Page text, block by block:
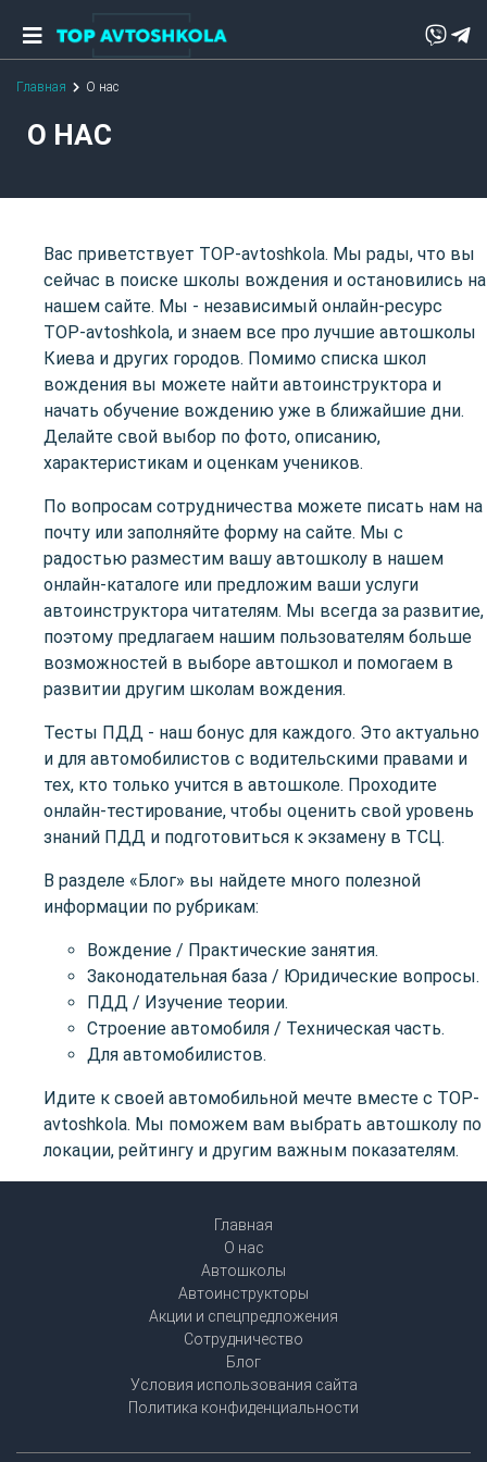
Главная О нас
О НАС
Вас приветствует TOP-avtoshkola. Мы рады, что вы
сейчас в поиске школы вождения и остановились на
нашем сайте. Мы - независимый онлайн-ресурс
TOP-avtoshkola, и знаем все про лучшие автошколы
Киева и других городов. Помимо списка школ
вождения вы можете найти автоинструктора и
начать обучение вождению уже в ближайшие дни.
Делайте свой выбор по фото, описанию,
характеристикам и оценкам учеников.
По вопросам сотрудничества можете писать нам на
почту или заполняйте форму на сайте. Мы с
радостью разместим вашу автошколу в нашем
онлайн-каталоге или предложим ваши услуги
автоинструктора читателям. Мы всегда за развитие,
поэтому предлагаем нашим пользователям больше
возможностей в выборе автошкол и помогаем в
развитии другим школам вождения.
Тесты ПДД - наш бонус для каждого. Это актуально
и для автомобилистов с водительскими правами и
тех, кто только учится в автошколе. Проходите
онлайн-тестирование, чтобы оценить свой уровень
знаний ПДД и подготовиться к экзамену в ТСЦ.
В разделе «Блог» вы найдете много полезной
информации по рубрикам:
Вождение / Практические занятия.
Законодательная база / Юридические вопросы.
ПДД / Изучение теории.
Строение автомобиля / Техническая часть.
Для автомобилистов.
Идите к своей автомобильной мечте вместе с TOP-
avtoshkola. Мы поможем вам выбрать автошколу по
локации, рейтингу и другим важным показателям.
Главная
О нас
Автошколы
Автоинструкторы
Акции и спецпредложения
Сотрудничество
Блог
Условия использования сайта
Политика конфиденциальности